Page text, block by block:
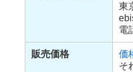
東
電
販売価格 価
そ